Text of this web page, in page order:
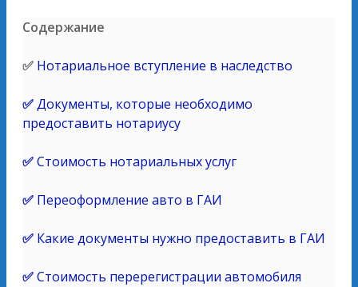
Содержание
✅ Нотариальное вступление в наследство
✅Документы, которые необходимо
предоставить нотариусу
✅Стоимость нотариальных услуг
✅ Переоформление авто в ГАИ
✅ Какие документы нужно предоставить в ГАИ
✅Стоимость перерегистрации автомобиля